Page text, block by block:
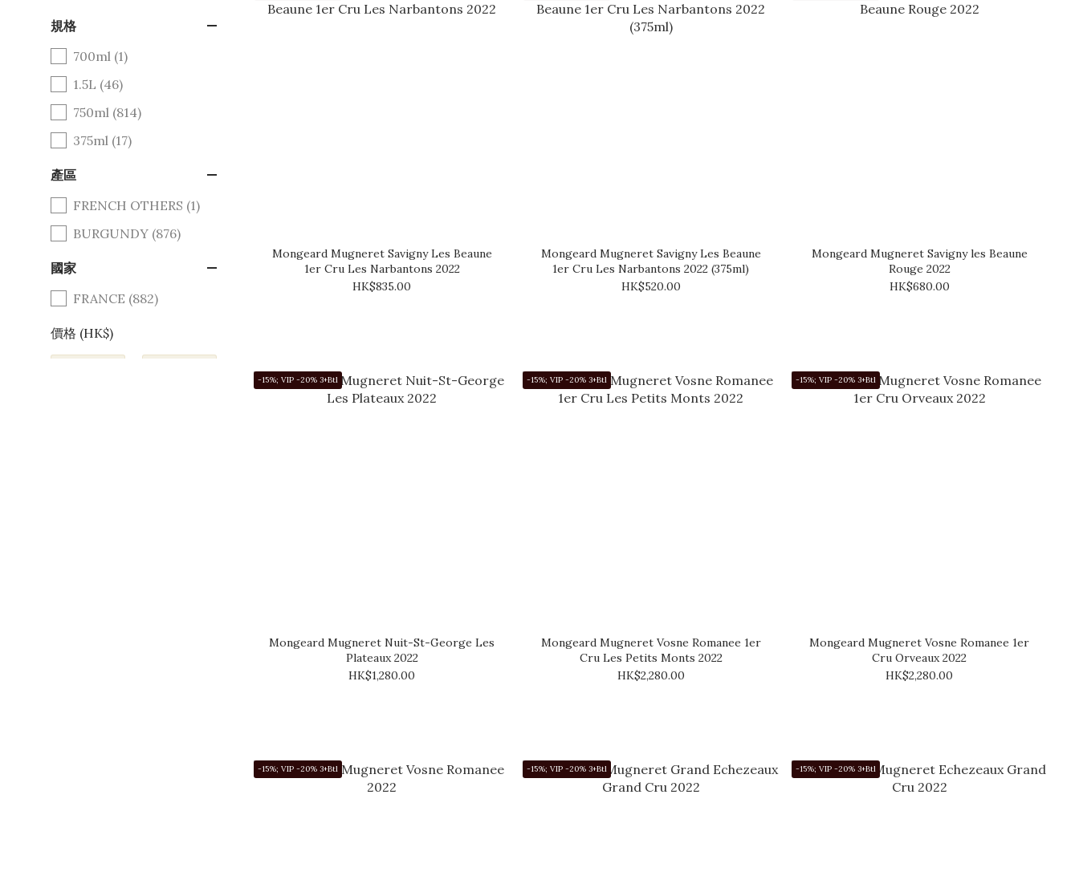
規格
700ml (1)
1.5L (46)
750ml (814)
375ml (17)
產區
FRENCH OTHERS (1)
BURGUNDY (876)
國家
FRANCE (882)
價格 (HK$)
Mongeard Mugneret Savigny Les Beaune
1er Cru Les Narbantons 2022
HK$835.00
Mongeard Mugneret Savigny Les Beaune
1er Cru Les Narbantons 2022 (375ml)
HK$520.00
Mongeard Mugneret Savigny les Beaune
Rouge 2022
HK$680.00
-15%; VIP -20% 3+Btl
Mongeard Mugneret Nuit-St-George Les
Plateaux 2022
HK$1,280.00
-15%; VIP -20% 3+Btl
Mongeard Mugneret Vosne Romanee 1er
Cru Les Petits Monts 2022
HK$2,280.00
-15%; VIP -20% 3+Btl
Mongeard Mugneret Vosne Romanee 1er
Cru Orveaux 2022
HK$2,280.00
-15%; VIP -20% 3+Btl -15%; VIP -20% 3+Btl -15%; VIP -20% 3+Btl